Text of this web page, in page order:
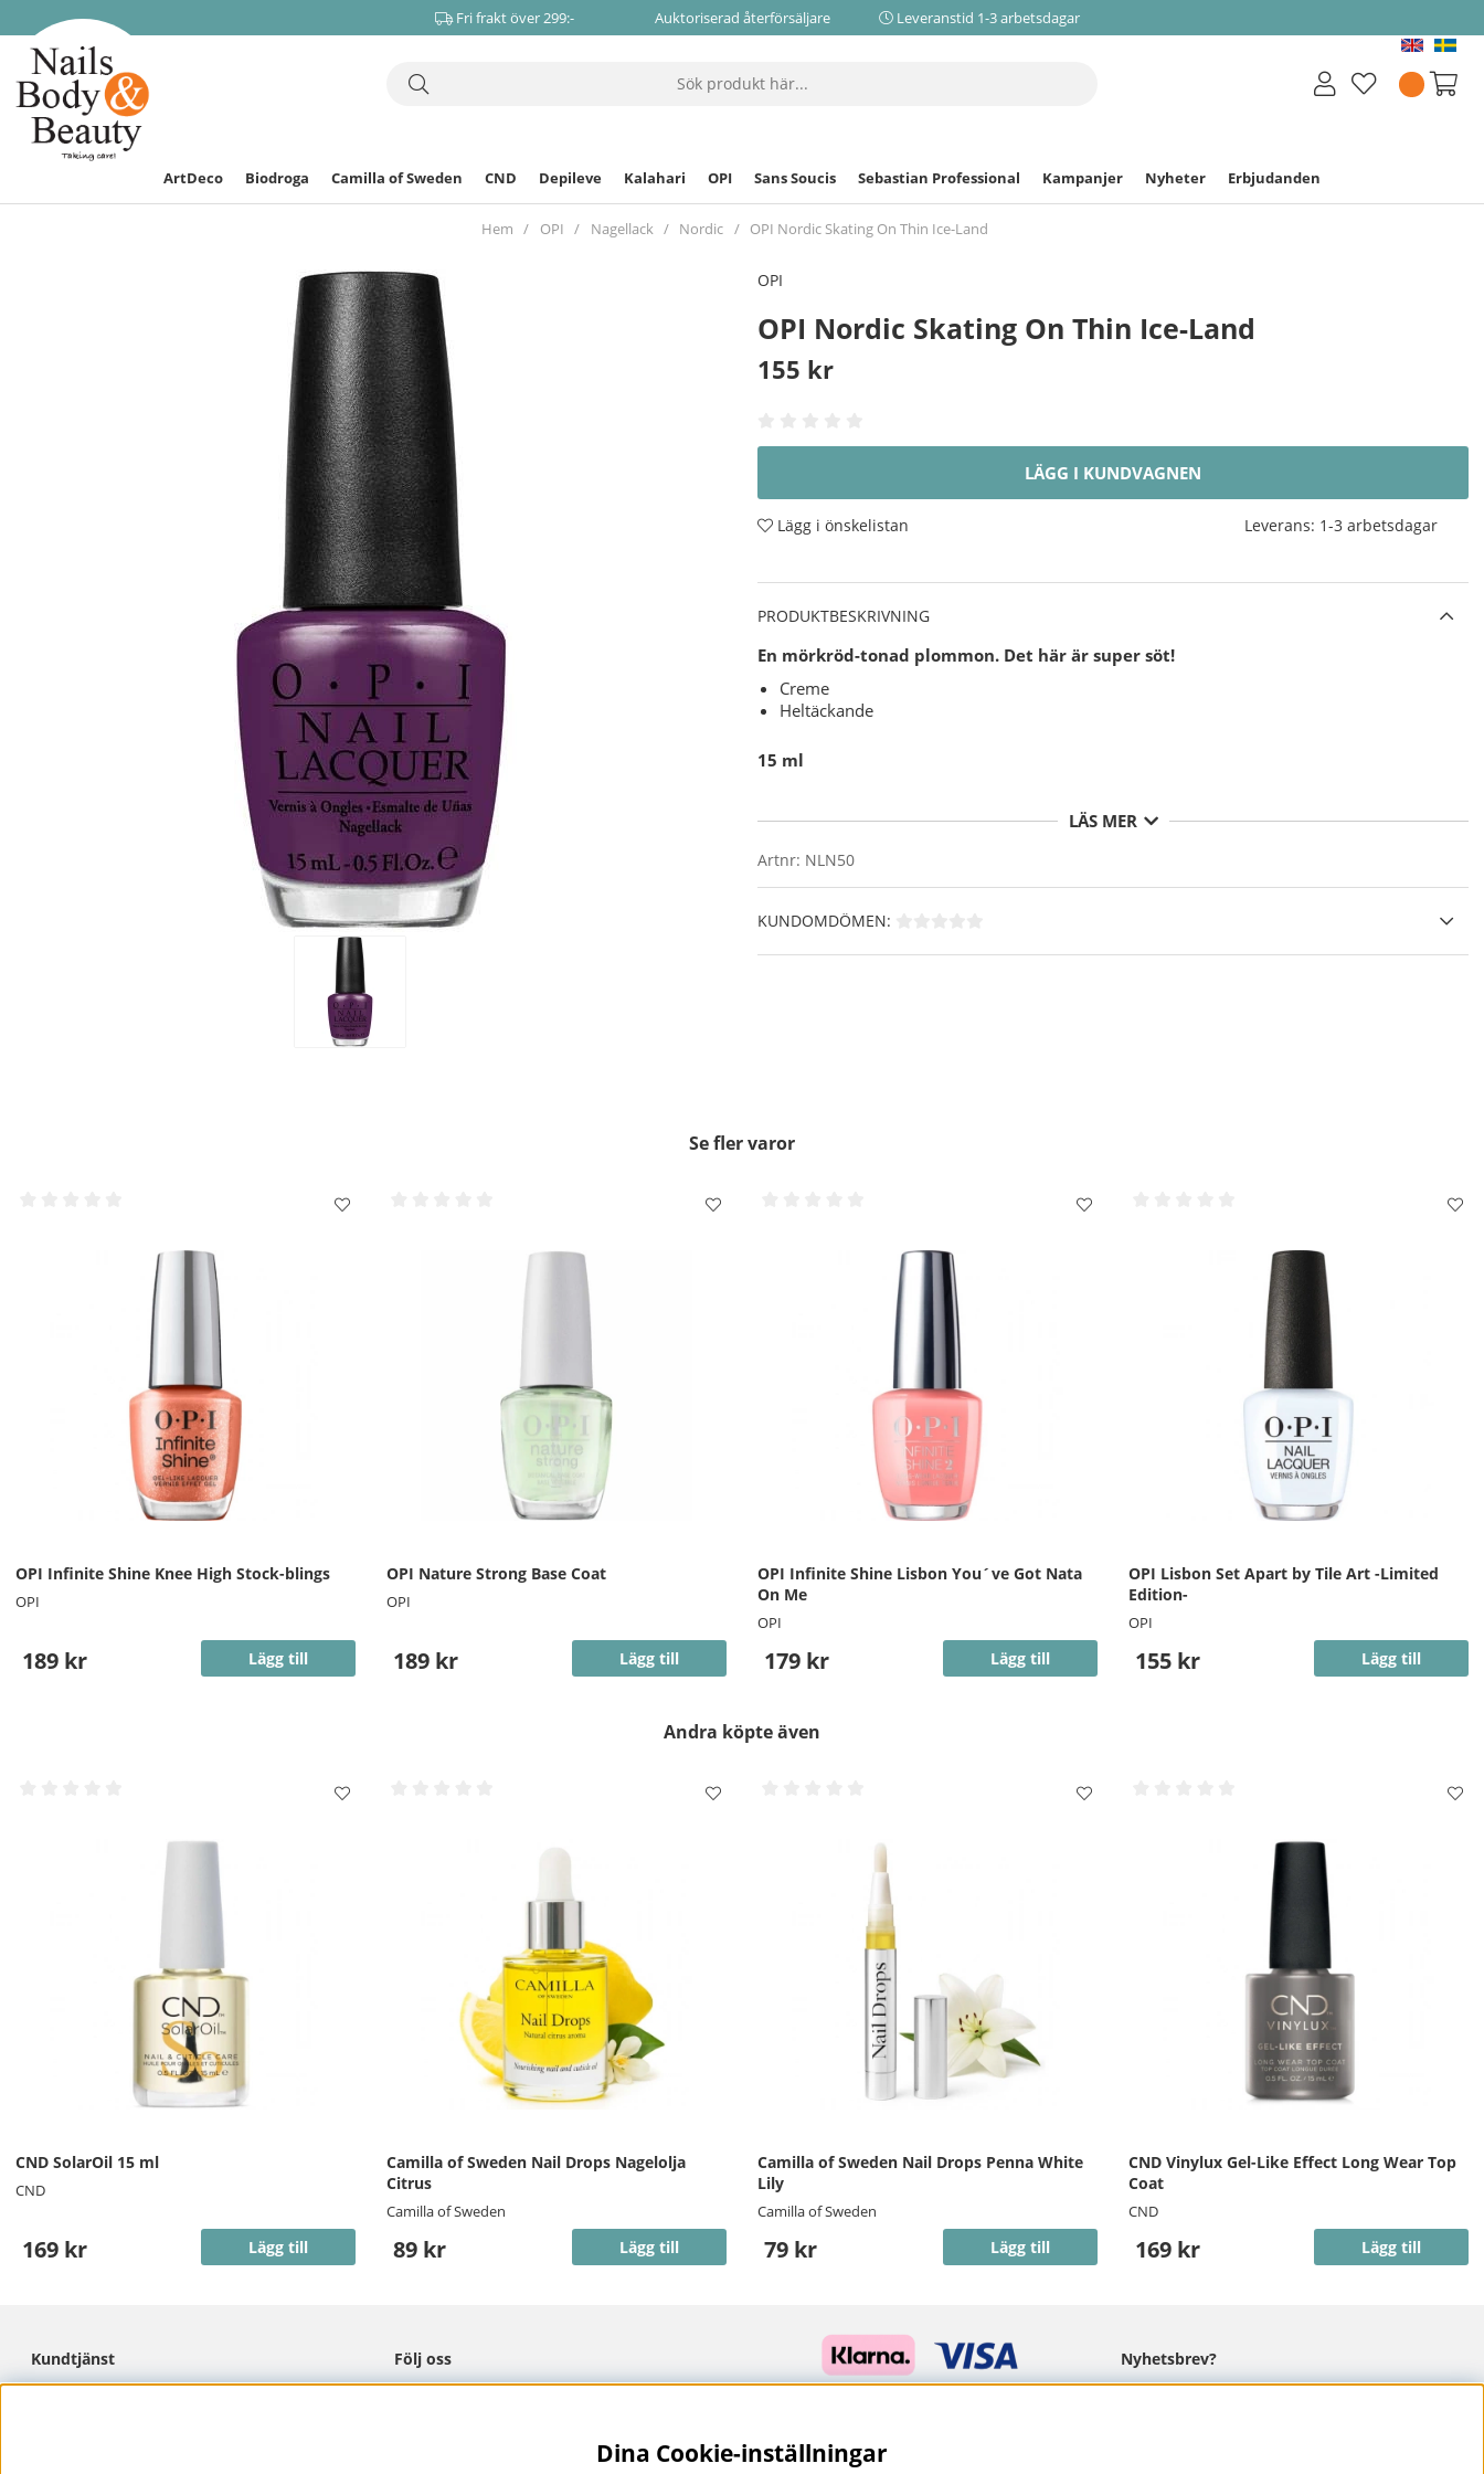
Fri frakt över 299:- Auktoriserad återförsäljare Leveranstid 1-3 arbetsdagar
ArtDeco Biodroga Camilla of Sweden CND Depileve Kalahari OPI Sans Soucis Sebastian Professional Kampanjer Nyheter Erbjudanden
Hem OPI Nagellack Nordic OPI Nordic Skating On Thin Ice-Land
OPI
OPI Nordic Skating On Thin Ice-Land
155 kr
LÄGG I KUNDVAGNEN
Lägg i önskelistan Leverans: 1-3 arbetsdagar
PRODUKTBESKRIVNING
En mörkröd-tonad plommon. Det här är super söt!
Creme
Heltäckande
15 ml
LÄS MER
Artnr: NLN50
KUNDOMDÖMEN:
Se fler varor
OPI Infinite Shine Knee High Stock-blings
OPI
189 kr Lägg till
OPI Nature Strong Base Coat
OPI
189 kr Lägg till
OPI Infinite Shine Lisbon You´ve Got Nata
On Me
OPI
179 kr Lägg till
OPI Lisbon Set Apart by Tile Art -Limited
Edition-
OPI
155 kr Lägg till
Andra köpte även
CND SolarOil 15 ml
CND
169 kr Lägg till
Camilla of Sweden Nail Drops Nagelolja
Citrus
Camilla of Sweden
89 kr Lägg till
Camilla of Sweden Nail Drops Penna White
Lily
Camilla of Sweden
79 kr Lägg till
CND Vinylux Gel-Like Effect Long Wear Top
Coat
CND
169 kr Lägg till
Kundtjänst Följ oss
Nyhetsbrev?
Dina Cookie-inställningar